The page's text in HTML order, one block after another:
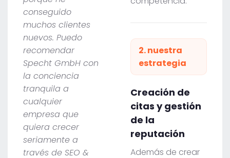
2. nuestra
estrategia
Creación de
citas y gestión
de la
reputación
Además de crear
conseguido
muchos clientes
nuevos. Puedo
recomendar
Specht GmbH con
la conciencia
tranquila a
cualquier
empresa que
quiera crecer
seriamente a
través de SEO &